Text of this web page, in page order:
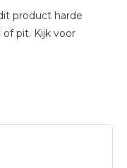
product harde
pit. Kijk voor